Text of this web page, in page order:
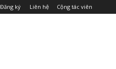
ký Liên hệ Cộng tác viên